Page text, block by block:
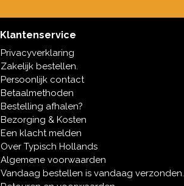
Klantenservice
Privacyverklaring
Zakelijk bestellen.
Persoonlijk contact
Betaalmethoden
Bestelling afhalen?
Bezorging & Kosten
Een klacht melden
Over Typisch Hollands
Algemene voorwaarden
Vandaag bestellen is vandaag verzonden.